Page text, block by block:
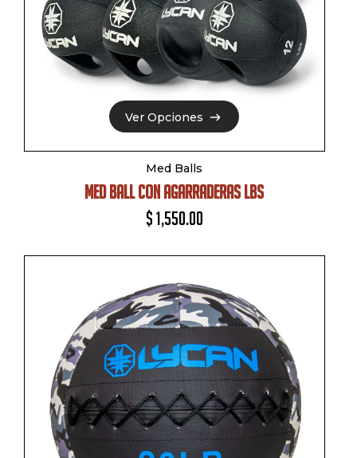
Ver Opciones
Ver Opciones
Med Balls
MED BALL CON AGARRADERAS LBS
$1,550.00